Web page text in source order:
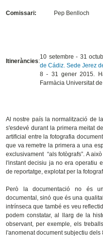
Comissari: Pep Benlloch
Itineràncies:
10 setembre - 31
de Cádiz. Sede Jerez
8 - 31 gener 2015.
Farmàcia Universitat
Al nostre país la normalització de
s'esdevé durant la primera meitat
artificial entre la fotografia
que va remetre la primera a una
exclusivament “als fotògrafs”. A
l'instant decisiu ja no era operatiu
de reportatge, explotat per la
Però la documentació no és
documental, sinó que és una
intrínseca que també es veu
podem constatar, al llarg de la
observant, per exemple, els
l'anomenat document subjectiu